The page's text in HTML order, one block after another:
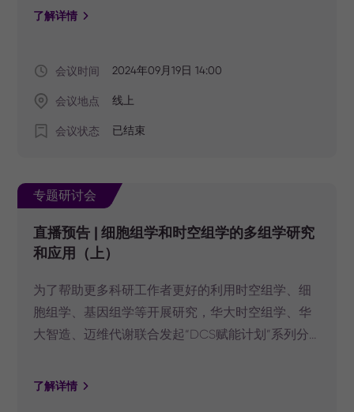
技术特点、应用案例、数据分析三个维度，分享单
了解详情
会议时间 2024年09月19日 14:00
会议地点 线上
会议状态 已结束
专题研讨会
直播预告 | 细胞组学和时空组学的多组学研究
和应用（上）
为了帮助更多科研工作者更好的利用时空组学、细
胞组学、基因组学等开展研究，华大时空组学、华
大智造、迈维代谢联合发起“DCS赋能计划”系列分
本期研讨会将分两期进行，8月7日14:00-15:30为各
了解详情